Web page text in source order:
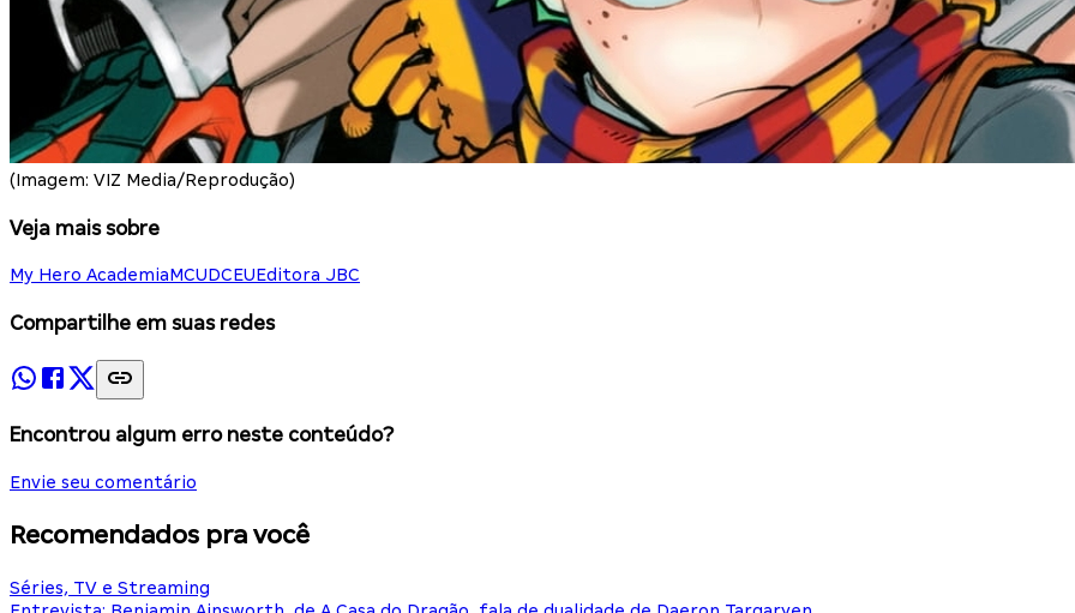
(Imagem: VIZ Media/Reprodução)
Veja mais sobre
My Hero AcademiaMCUDCEUEditora JBC
Compartilhe em suas redes
Encontrou algum erro neste conteúdo?
Envie seu comentário
Recomendados pra você
Séries, TV e Streaming